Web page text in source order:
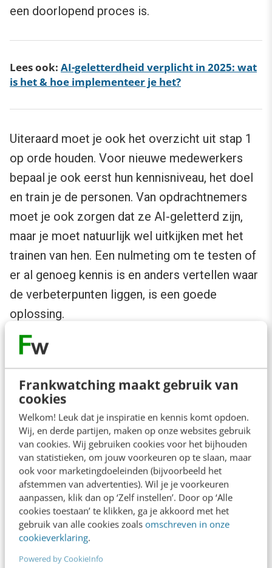
Frankwatching maakt gebruik van
cookies
Welkom! Leuk dat je inspiratie en kennis komt opdoen.
Wij, en derde partijen, maken op onze websites gebruik
van cookies. Wij gebruiken cookies voor het bijhouden
van statistieken, om jouw voorkeuren op te slaan, maar
ook voor marketingdoeleinden (bijvoorbeeld het
afstemmen van advertenties). Wil je je voorkeuren
aanpassen, klik dan op ‘Zelf instellen’. Door op ‘Alle
cookies toestaan’ te klikken, ga je akkoord met het
gebruik van alle cookies zoals omschreven in onze
cookieverklaring.
Powered by CookieInfo
een doorlopend proces is.
Lees ook: AI-geletterdheid verplicht in 2025: wat
is het & hoe implementeer je het?
Uiteraard moet je ook het overzicht uit stap 1
op orde houden. Voor nieuwe medewerkers
bepaal je ook eerst hun kennisniveau, het doel
en train je de personen. Van opdrachtnemers
moet je ook zorgen dat ze AI-geletterd zijn,
maar je moet natuurlijk wel uitkijken met het
trainen van hen. Een nulmeting om te testen of
er al genoeg kennis is en anders vertellen waar
de verbeterpunten liggen, is een goede
oplossing.
Wat doe je als zzp’er of kleine
ondernemer?
Je kunt ook als zzp’er of kleine ondernemer
alle stappen ondernemen.